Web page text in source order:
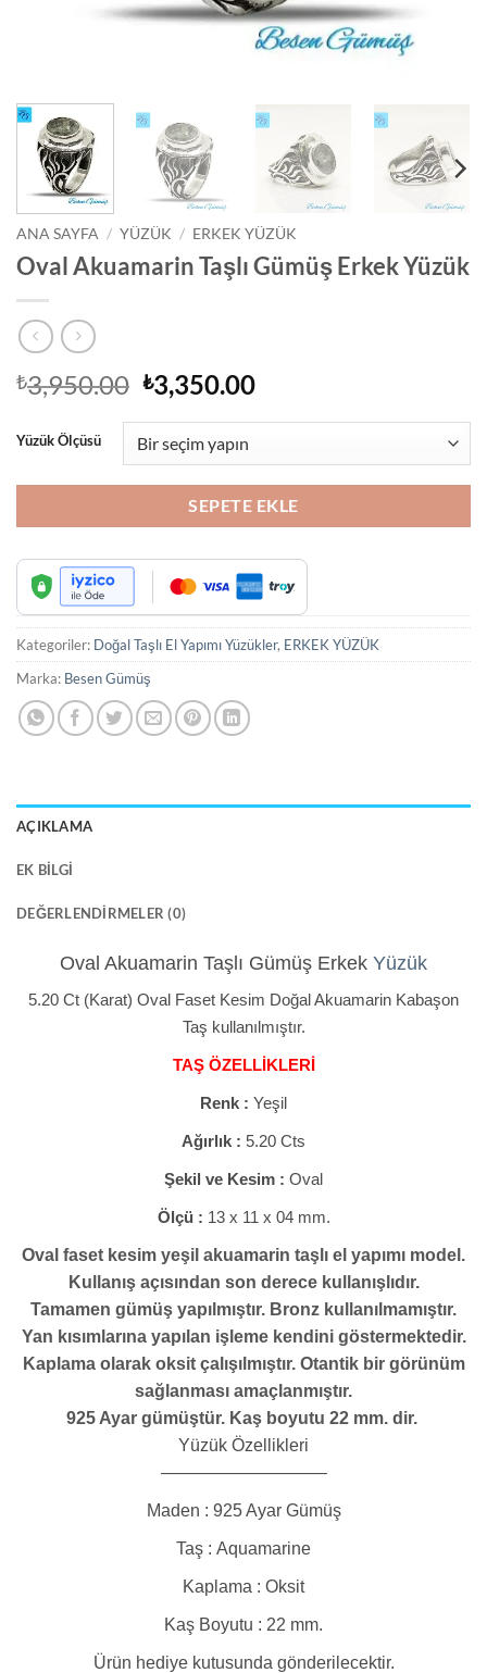
ANA SAYFA / YÜZÜK / ERKEK YÜZÜK
Oval Akuamarin Taşlı Gümüş Erkek Yüzük
₺3,950.00 Orijinal
fiyat:
₺3,950.00.
₺3,350.00Şu
₺3,350.00.
Yüzük Ölçüsü
SEPETE EKLE
Kategoriler: Doğal Taşlı El Yapımı Yüzükler, ERKEK YÜZÜK
Marka: Besen Gümüş
AÇIKLAMA
EK BILGI
DEĞERLENDIRMELER (0)
Oval Akuamarin Taşlı Gümüş Erkek Yüzük
5.20 Ct (Karat) Oval Faset Kesim Doğal Akuamarin Kabaşon
Taş kullanılmıştır.
TAŞ ÖZELLİKLERİ
Renk : Yeşil
Ağırlık : 5.20 Cts
Şekil ve Kesim : Oval
Ölçü : 13 x 11 x 04 mm.
Oval faset kesim yeşil akuamarin taşlı el yapımı model.
Kullanış açısından son derece kullanışlıdır.
Tamamen gümüş yapılmıştır. Bronz kullanılmamıştır.
Yan kısımlarına yapılan işleme kendini göstermektedir.
Kaplama olarak oksit çalışılmıştır. Otantik bir görünüm
sağlanması amaçlanmıştır.
925 Ayar gümüştür. Kaş boyutu 22 mm. dir.
Yüzük Özellikleri
—————————–
Maden : 925 Ayar Gümüş
Taş : Aquamarine
Kaplama : Oksit
Kaş Boyutu : 22 mm.
Ürün hediye kutusunda gönderilecektir.